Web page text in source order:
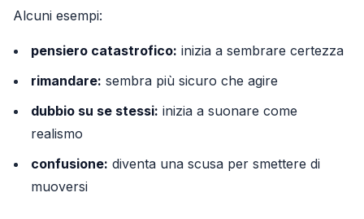
Alcuni esempi:
pensiero catastrofico: inizia a sembrare certezza
rimandare: sembra più sicuro che agire
dubbio su se stessi: inizia a suonare come
realismo
confusione: diventa una scusa per smettere di
muoversi